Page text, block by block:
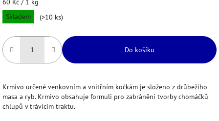
cena:
Skladem
(>10 ks)
Do košíku
Krmivo určené venkovním a vnitřním kočkám je složeno z drůbežího
masa a ryb. Krmivo obsahuje formuli pro zabránění tvorby chomáčků
chlupů v trávícím traktu.